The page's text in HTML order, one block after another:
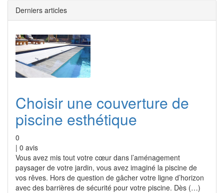
Derniers articles
Choisir une couverture de
piscine esthétique
0
| 0 avis
Vous avez mis tout votre cœur dans l’aménagement
paysager de votre jardin, vous avez imaginé la piscine de
vos rêves. Hors de question de gâcher votre ligne d’horizon
avec des barrières de sécurité pour votre piscine. Dès (…)